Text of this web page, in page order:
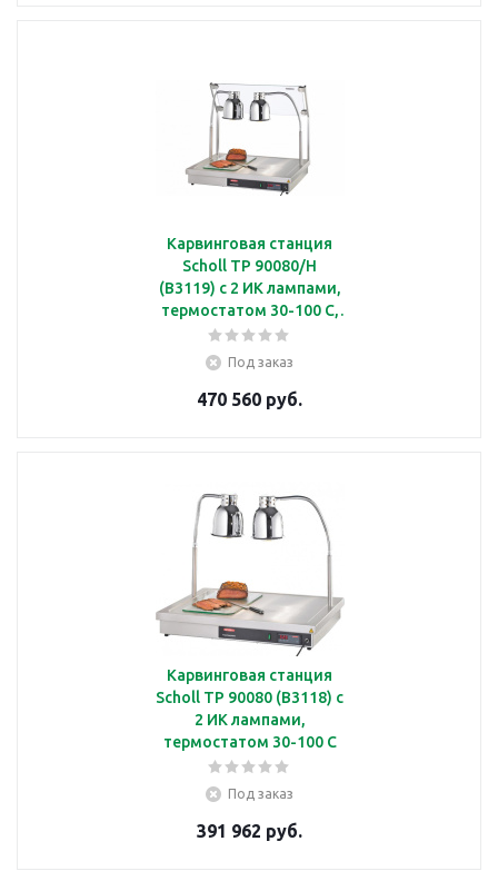
Карвинговая станция
Scholl TP 90080/H
(B3119) с 2 ИК лампами,
термостатом 30-100 С,
защитным стеклянным
экраном
Под заказ
470 560 руб.
Карвинговая станция
Scholl TP 90080 (B3118) с
2 ИК лампами,
термостатом 30-100 С
Под заказ
391 962 руб.